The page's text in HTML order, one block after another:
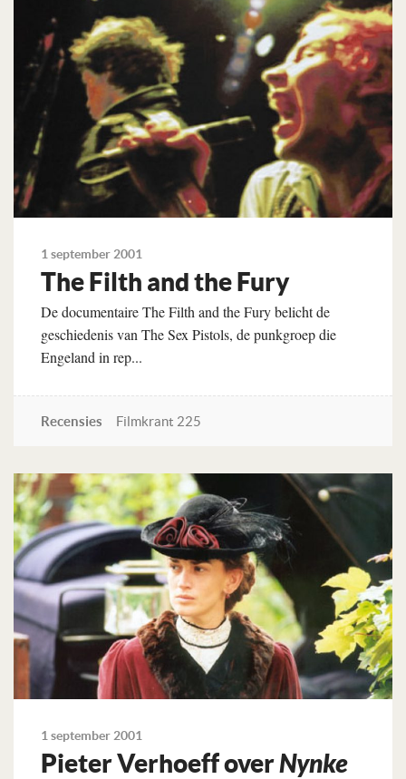
1 september 2001
The Filth and the Fury
De documentaire The Filth and the Fury belicht de
geschiedenis van The Sex Pistols, de punkgroep die
Engeland in rep...
Recensies Filmkrant 225
Lees verder
1 september 2001
Pieter Verhoeff overNynke